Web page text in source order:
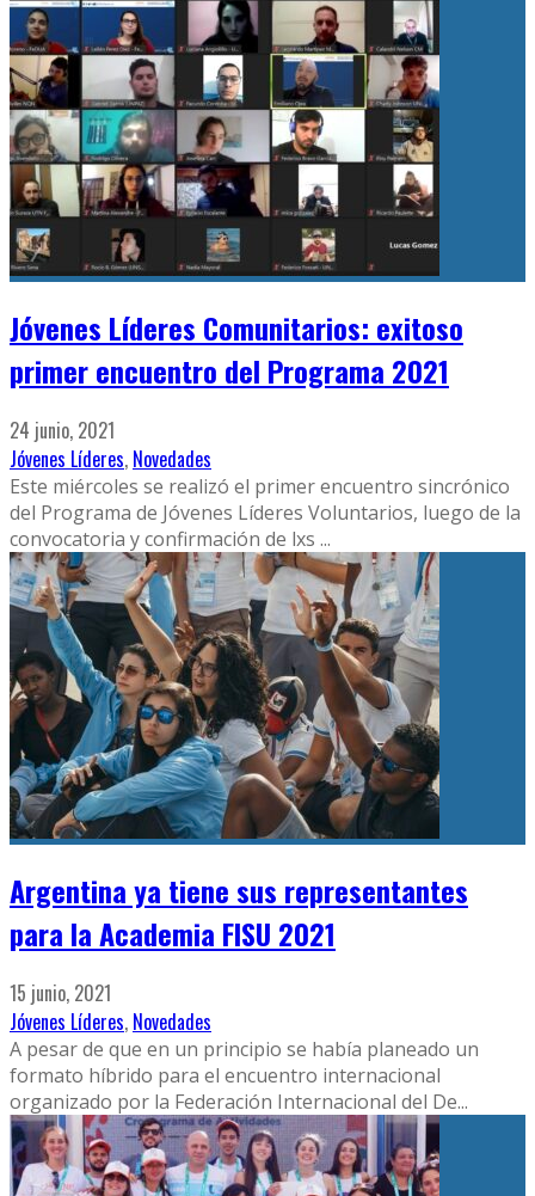
Jóvenes Líderes Comunitarios: exitoso
primer encuentro del Programa 2021
24 junio, 2021
Jóvenes Líderes, Novedades
Este miércoles se realizó el primer encuentro sincrónico
del Programa de Jóvenes Líderes Voluntarios, luego de la
convocatoria y confirmación de lxs ...
Argentina ya tiene sus representantes
para la Academia FISU 2021
15 junio, 2021
Jóvenes Líderes, Novedades
A pesar de que en un principio se había planeado un
formato híbrido para el encuentro internacional
organizado por la Federación Internacional del De...